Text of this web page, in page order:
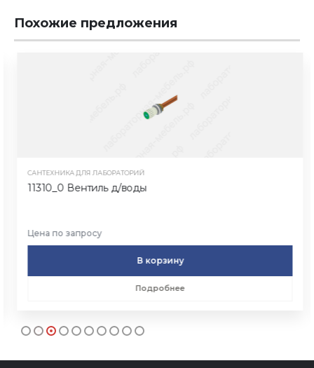
Похожие предложения
САНТЕХНИКА ДЛЯ ЛАБОРАТОРИЙ
11310_0 Вентиль д/воды
Цена по запросу
В корзину
Подробнее